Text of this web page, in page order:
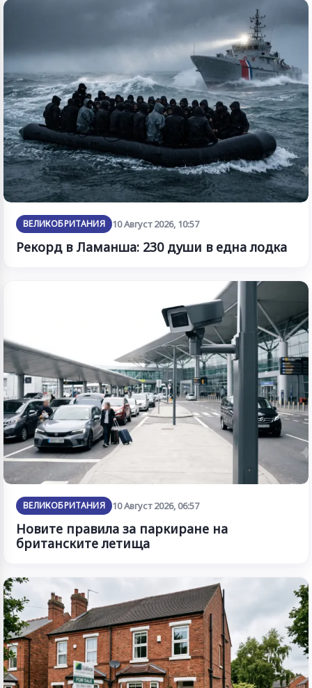
ВЕЛИКОБРИТАНИЯ 10 Август 2026, 10:57
Рекорд в Ламанша: 230 души в една лодка
ВЕЛИКОБРИТАНИЯ 10 Август 2026, 06:57
Новите правила за паркиране на
британските летища